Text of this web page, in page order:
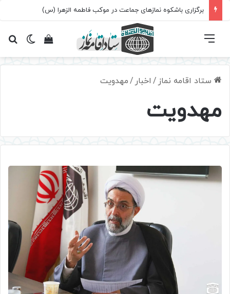
برگزاری باشکوه نمازهای جماعت در موکب فاطمه الزهرا (س)
تغییرمشاهده فهرست
ستاد اقامه نماز / اخبار /مهدویت
مهدویت